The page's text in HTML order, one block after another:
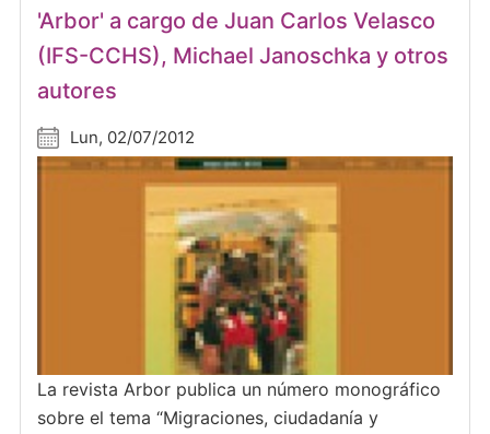
'Arbor' a cargo de Juan Carlos Velasco
(IFS-CCHS), Michael Janoschka y otros
autores
Lun, 02/07/2012
La revista Arbor publica un número monográfico
sobre el tema “Migraciones, ciudadanía y